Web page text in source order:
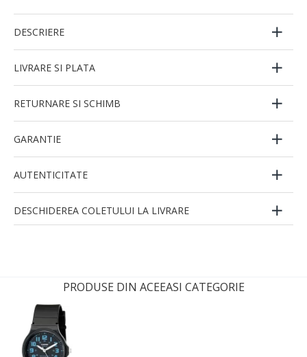
DESCRIERE
LIVRARE SI PLATA
RETURNARE SI SCHIMB
GARANTIE
AUTENTICITATE
DESCHIDEREA COLETULUI LA LIVRARE
PRODUSE DIN ACEEASI CATEGORIE